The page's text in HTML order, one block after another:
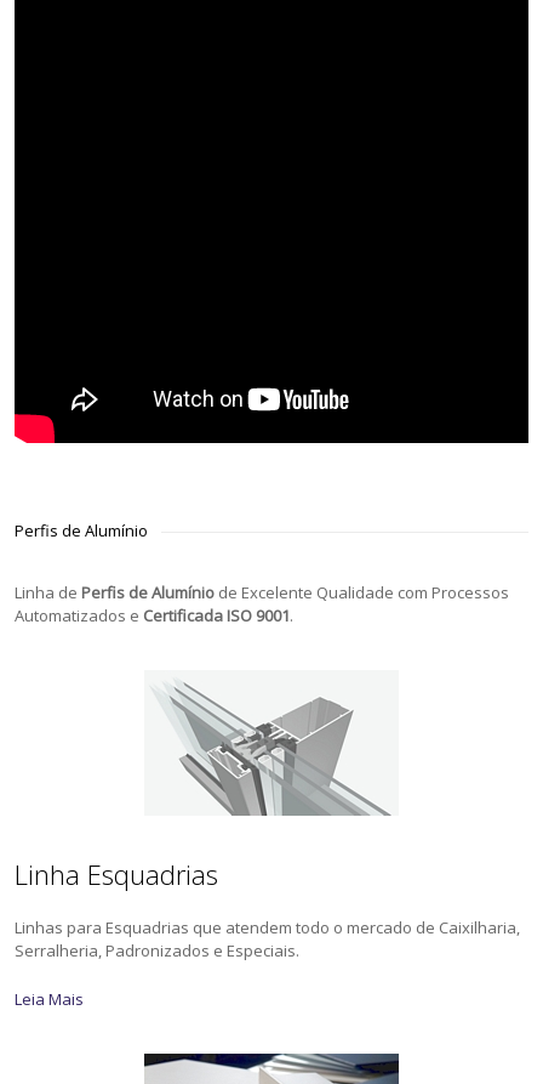
Perfis de Alumínio
Linha de Perfis de Alumínio de Excelente Qualidade com Processos
Automatizados e Certificada ISO 9001.
Linha Esquadrias
Linhas para Esquadrias que atendem todo o mercado de Caixilharia,
Serralheria, Padronizados e Especiais.
Leia Mais